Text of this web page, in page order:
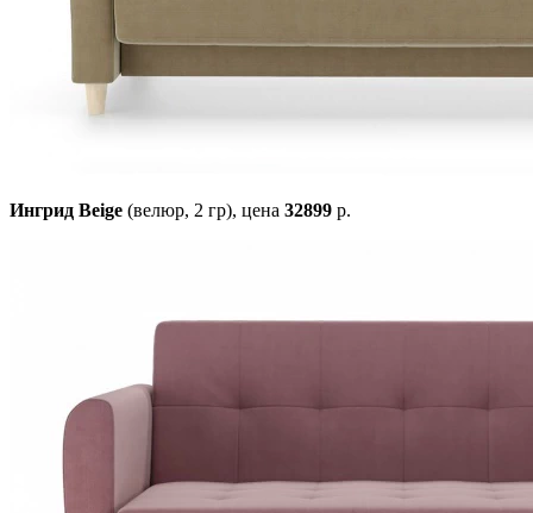
Ингрид Beige (велюр, 2 гр), цена 32899 р.